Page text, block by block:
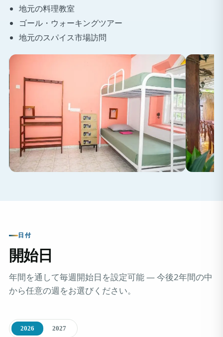
地元の料理教室
ゴール・ウォーキングツアー
地元のスパイス市場訪問
日付
開始日
年間を通して毎週開始日を設定可能 ― 今後2年間の中
から任意の週をお選びください。
2026 2027